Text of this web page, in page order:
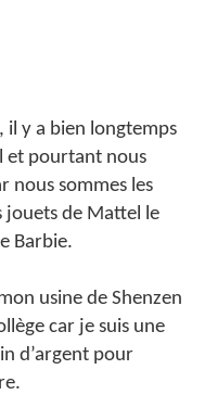
il y a bien longtemps
et pourtant nous
nous sommes les
jouets de Mattel le
Barbie.
usine de Shenzen
car je suis une
d’argent pour